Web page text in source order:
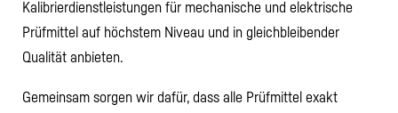
Kalibrierdienstleistungen für mechanische und elektrische
Prüfmittel auf höchstem Niveau und in gleichbleibender
Qualität anbieten.
Gemeinsam sorgen wir dafür, dass alle Prüfmittel exakt